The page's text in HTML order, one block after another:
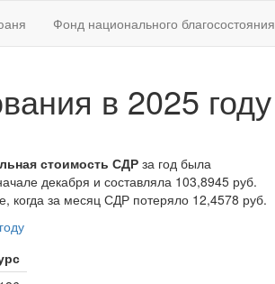
Фонд национального благосостояния
в 2025 году
стоимость СДР за год была
декабря и составляла 103,8945 руб.
когда за месяц СДР потеряло 12,4578 руб.